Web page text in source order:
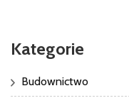
Kategorie
Budownictwo